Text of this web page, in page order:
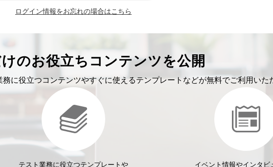
ログイン情報をお忘れの場合はこちら
のお役立ちコンテンツを公開
に役立つコンテンツやすぐに使えるテンプレートなどが無料でご利用いた
テスト業務に役立つテンプレートや
イベント情報やインタビ